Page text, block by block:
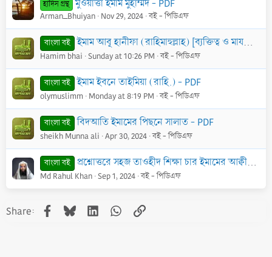
হাদিস গ্রন্থ মুওয়াত্তা ইমাম মুহাম্মদ - PDF
Arman_Bhuiyan Nov 29, 2024 বই - পিডিএফ
বাংলা বই ইমাম আবূ হানীফা (রাহিমাহুল্লাহ) [ব্যক্তিত্ব ও মাযহাব] - PDF
Hamim bhai Sunday at 10:26 PM বই - পিডিএফ
বাংলা বই ইমাম ইবনে তাইমিয়া (রাহি.) - PDF
olymuslimm Monday at 8:19 PM বই - পিডিএফ
বাংলা বই বিদআতি ইমামের পিছনে সালাত - PDF
sheikh Munna ali Apr 30, 2024 বই - পিডিএফ
বাংলা বই প্রশ্নোত্তরে সহজ তাওহীদ শিক্ষা চার ইমামের আক্বীদা অবলম্বনে - PDF
Md Rahul Khan Sep 1, 2024 বই - পিডিএফ
Share: Facebook
BlueskyLinkedInWhatsApp
Link